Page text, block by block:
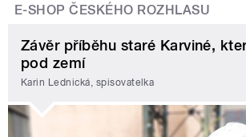
E-SHOP ČESKÉHO ROZHLASU
Závěr příběhu staré Karviné,
pod zemí
Karin Lednická, spisovatelka